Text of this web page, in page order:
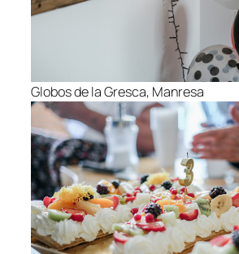
Globos de la Gresca, Manresa